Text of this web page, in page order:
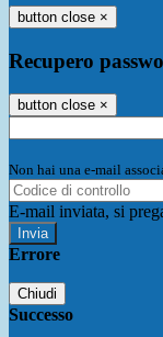
button close ×
Recupero
button close ×
Non hai una e-mail
E-mail inviata, si
Errore
Chiudi
Successo